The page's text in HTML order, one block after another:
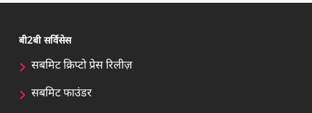
बी2बी सर्विसेस
सबमिट क्रिप्टो प्रेस रिलीज़
सबमिट फाउंडर